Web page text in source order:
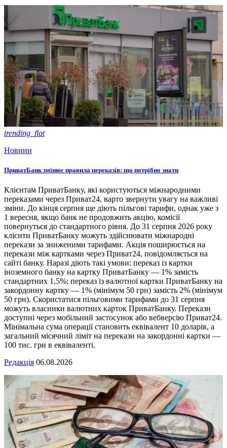
trending_flat
Новини
ПриватБанк змінює правила переказів: що потрібно знати
Клієнтам ПриватБанку, які користуються міжнародними
переказами через Приват24, варто звернути увагу на важливі
зміни. До кінця серпня ще діють пільгові тарифи, однак уже з
1 вересня, якщо банк не продовжить акцію, комісії
повернуться до стандартного рівня. До 31 серпня 2026 року
клієнти ПриватБанку можуть здійснювати міжнародні
перекази за зниженими тарифами. Акція поширюється на
перекази між картками через Приват24, повідомляється на
сайті банку. Наразі діють такі умови: переказ із картки
іноземного банку на картку ПриватБанку — 1% замість
стандартних 1,5%; переказ із валютної картки ПриватБанку на
закордонну картку — 1% (мінімум 50 грн) замість 2% (мінімум
50 грн). Скористатися пільговими тарифами до 31 серпня
можуть власники валютних карток ПриватБанку. Перекази
доступні через мобільний застосунок або вебверсію Приват24.
Мінімальна сума операції становить еквівалент 10 доларів, а
загальний місячний ліміт на перекази на закордонні картки —
100 тис. грн в еквіваленті.
Редакція 06.08.2026